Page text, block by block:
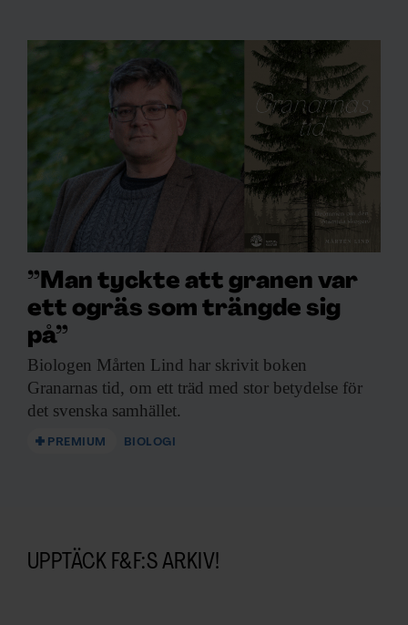
”Man tyckte att granen var
ett ogräs som trängde sig
på”
Biologen Mårten Lind har skrivit boken
Granarnas tid, om ett träd med stor betydelse för
det svenska samhället.
PREMIUM BIOLOGI
UPPTÄCK F&F:S ARKIV!